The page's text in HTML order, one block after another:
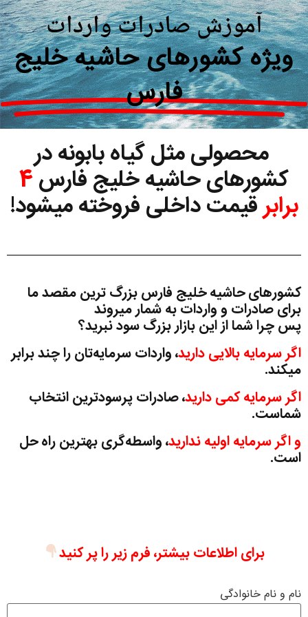
آموزش صادرات واردات
ویژه کشورهای حاشیه خلیج
فارس
محصولی مثل گیاه بابونه در
کشورهای حاشیه خلیج فارس4
برابرقیمت داخلی فروخته میشود!
کشورهای حاشیه خلیج فارس بزرگ ترین مقصد ما
برای صادرات و واردات به شمار میروند
پس چرا شما از این بازار بزرگ سود نبرید؟
اگر سرمایه بالایی دارید، واردات سرمایه‌تان را چند برابر
میکند.
اگر سرمایه کمی دارید، صادرات پرسودترین انتخاب
شماست.
و اگر سرمایه اولیه ندارید، واسطه‌گری بهترین راه حل
است.
برای اطلاعات بیشتر، فرم زیر را پر کنید
نام و نام خانوادگی